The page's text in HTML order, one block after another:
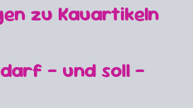
zu Kauartikeln
– und soll –